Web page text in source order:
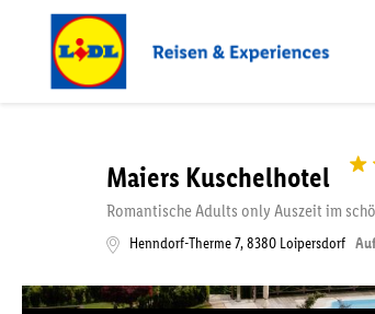
Maiers Kuschelhotel
Romantische Adults only Auszeit im
Henndorf-Therme 7,8380 Loipersdorf